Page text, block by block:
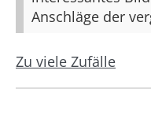
Anschläge der
Zu viele Zufälle